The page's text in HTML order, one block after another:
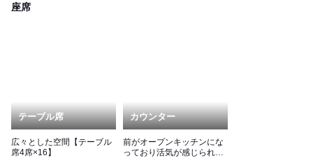
座席
テーブル席
広々とした空間【テーブル
席4席×16】
カウンター
前がオープンキッチンにな
っており活気が感じられま